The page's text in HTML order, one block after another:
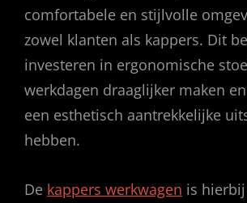
comfortabele en stijlvolle
zowel klanten als kappers. Dit
investeren in ergonomische
werkdagen draaglijker maken
een esthetisch aantrekkelijke
hebben.
De kappers werkwagen is